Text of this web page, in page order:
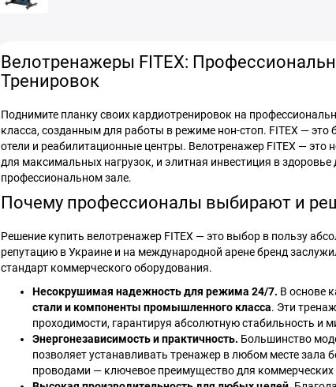
Велотренажеры FITEX:
Тренировок
Поднимите планку своих кардиотренировок на
класса, созданным для работы в режиме нон-стоп. FITEX —
отели и реабилитационные центры. Велотренажер FITEX —
для максимальных нагрузок, и элитная инвестиция в
профессиональном зале.
Почему профессионалы выбирают и
Решение купить велотренажер FITEX — это выбор в пользу
репутацию в Украине и на международной арене бренд
стандарт коммерческого оборудования.
Несокрушимая надежность для режима 24/7. В основе
стали и компоненты промышленного класса. Эти
проходимости, гарантируя абсолютную стабильность и
Энергонезависимость и практичность. Большинство
позволяет устанавливать тренажер в любом месте зала
проводами — ключевое преимущество для коммерческих